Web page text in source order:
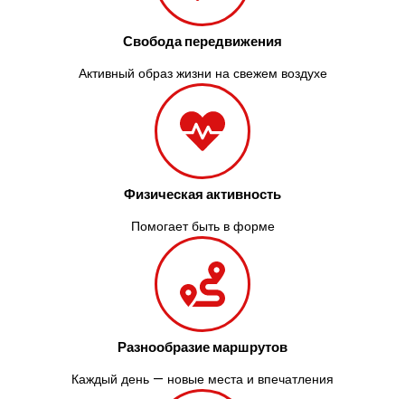
Свобода передвижения
Активный образ жизни на свежем воздухе
Физическая активность
Помогает быть в форме
Разнообразие маршрутов
Каждый день — новые места и впечатления